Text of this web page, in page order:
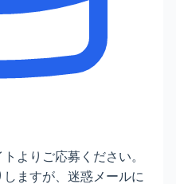
よりご応募ください。
ますが、迷惑メールに